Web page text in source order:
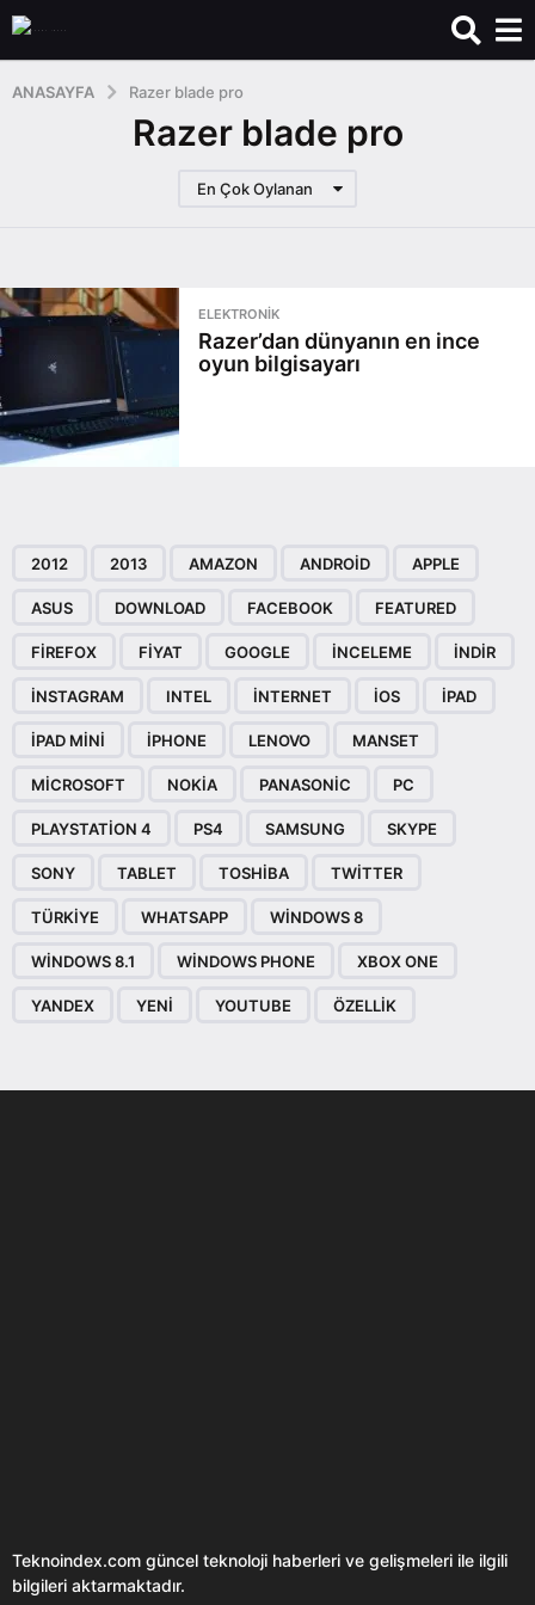
ANASAYFA Razer blade pro
Razer blade pro
En Çok Oylanan
ELEKTRONIK
Razer’dan dünyanın en ince
oyun bilgisayarı
2012 2013 AMAZON ANDROID APPLE
ASUS DOWNLOAD FACEBOOK FEATURED
FIREFOX FIYAT GOOGLE INCELEME INDIR
INSTAGRAM INTEL INTERNET IOS IPAD
IPAD MINI IPHONE LENOVO MANSET
MICROSOFT NOKIA PANASONIC PC
PLAYSTATION 4 PS4 SAMSUNG SKYPE
SONY TABLET TOSHIBA TWITTER
TÜRKIYE WHATSAPP WINDOWS 8
WINDOWS 8.1 WINDOWS PHONE XBOX ONE
YANDEX YENI YOUTUBE ÖZELLIK
Teknoindex.com güncel teknoloji haberleri ve gelişmeleri ile ilgili
bilgileri aktarmaktadır.